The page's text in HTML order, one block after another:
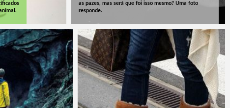
as pazes, mas será que foi isso mesmo? Uma foto
responde.